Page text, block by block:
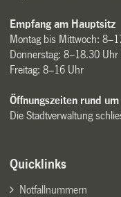
Empfang am Hauptsitz
Montag bis Mittwoch:
Donnerstag: 8–18.30 Uhr
Freitag: 8–16 Uhr
Öffnungszeiten rund
Die Stadtverwaltung
Quicklinks
Notfallnummern